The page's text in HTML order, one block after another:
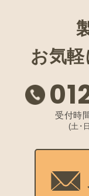
お気
受付時
(土･